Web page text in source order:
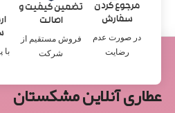
مرجوع کردن
سفارش
در صورت عدم
رضایت
تضمین کیفیت و
اصالت
فروش مستقیم از
شرکت
با
عطاری آنلاین مشکستان